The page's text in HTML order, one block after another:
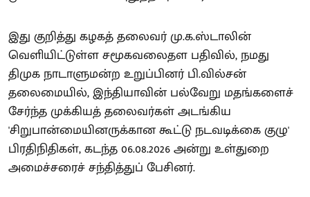
இது குறித்து கழகத் தலைவர் மு.க.ஸ்டாலின்
வெளியிட்டுள்ள சமூகவலைதள பதிவில், நமது
திமுக நாடாளுமன்ற உறுப்பினர் பி.வில்சன்
தலைமையில், இந்தியாவின் பல்வேறு மதங்களைச்
சேர்ந்த முக்கியத் தலைவர்கள் அடங்கிய
'சிறுபான்மையினருக்கான கூட்டு நடவடிக்கை குழு'
பிரதிநிதிகள், கடந்த 06.08.2026 அன்று உள்துறை
அமைச்சரைச் சந்தித்துப் பேசினர்.